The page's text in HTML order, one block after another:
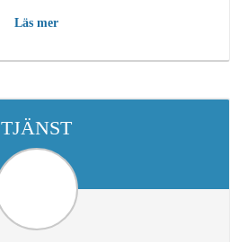
Läs mer
TJÄNST